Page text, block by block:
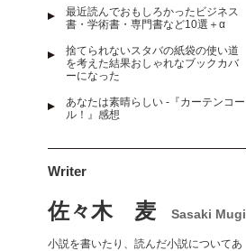
最近読んでおもしろかったビジネス
書・学術書・専門書など10選＋α
捨てられないスタバの紙袋の使い道
を考えた結果おしゃれなブックカバ
ーになった
あなたは素晴らしい -『カーテンコー
ル！』感想
Writer
佐々木 麦 Sasaki Mugi
小説を書いたり、読んだ小説についてあ